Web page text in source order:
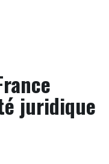
juridique